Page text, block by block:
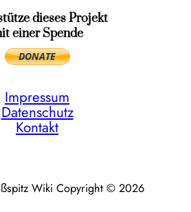
dieses Projekt
einer Spende
Impressum
Datenschutz
Kontakt
Wiki Copyright © 2026